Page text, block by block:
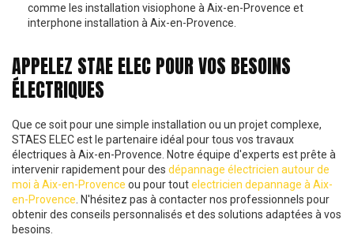
comme les installation visiophone à Aix-en-Provence et
interphone installation à Aix-en-Provence
APPELEZ STAE ELEC POUR VOS BESOINS
ÉLECTRIQUES
Que ce soit pour une simple installation ou un projet complexe,
STAES ELEC est le partenaire idéal pour tous vos travaux
électriques à Aix-en-Provence. Notre équipe d'experts est prête à
intervenir rapidement pour des dépannage électricien autour de
moi à Aix-en-Provence ou pour toutelectricien depannage à Aix-
en-Provence . N'hésitez pas à contacter nos professionnels pour
obtenir des conseils personnalisés et des solutions adaptées à vos
besoins.